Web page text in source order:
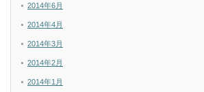
2014年6月
2014年4月
2014年3月
2014年2月
2014年1月